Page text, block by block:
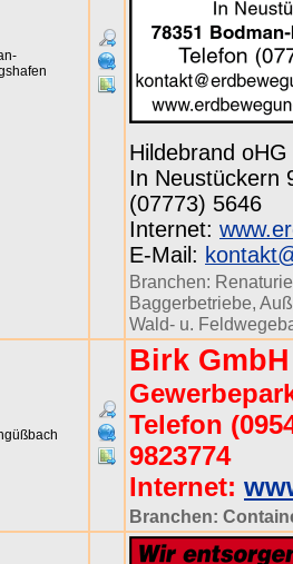
Hildebrand oHG
In Neustückern
(07773) 5646
Internet:
E-Mail:
Branchen:
Baggerbetriebe,
Wald- u.
Birk
Telefon
9823774
Internet:
Branchen: